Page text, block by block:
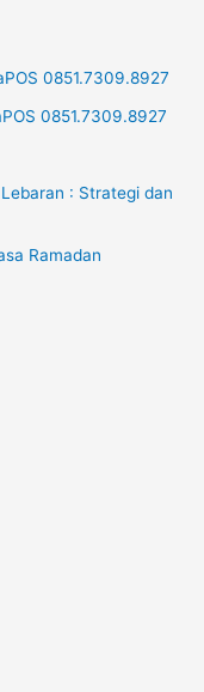
0851.7309.8927
0851.7309.8927
: Strategi dan
Ramadan